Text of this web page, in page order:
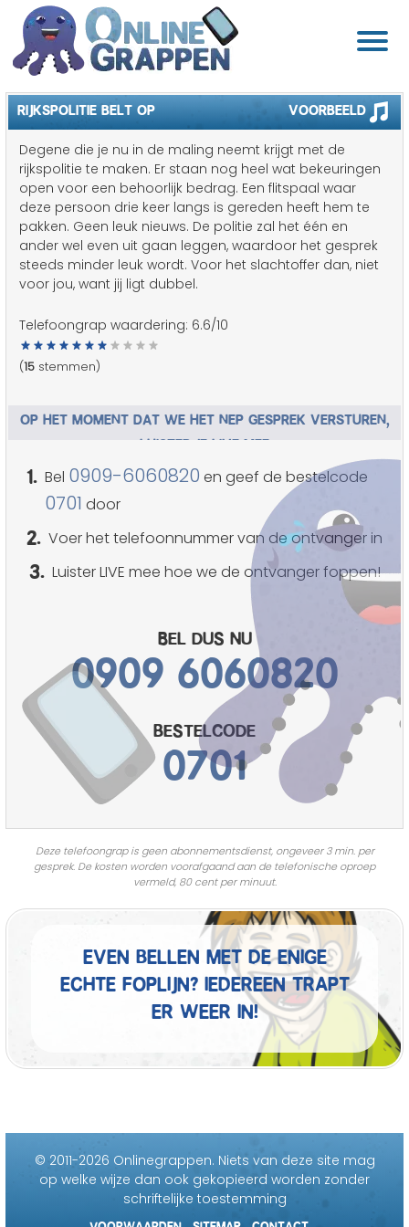
RIJKSPOLITIE BELT OP Voorbeeld
Degene die je nu in de maling neemt krijgt met de
rijkspolitie te maken. Er staan nog heel wat bekeuringen
open voor een behoorlijk bedrag. Een flitspaal waar
deze persoon drie keer langs is gereden heeft hem te
pakken. Geen leuk nieuws. De politie zal het één en
ander wel even uit gaan leggen, waardoor het gesprek
steeds minder leuk wordt. Voor het slachtoffer dan, niet
voor jou, want jij ligt dubbel.
Telefoongrap waardering: 6.6/10
(15 stemmen)
OP HET MOMENT DAT WE HET NEP GESPREK VERSTUREN,
LUISTER JE LIVE MEE
1. Bel 0909-6060820 en geef de bestelcode
0701 door
2. Voer het telefoonnummer van de ontvanger in
3. Luister LIVE mee hoe we de ontvanger foppen!
Bel dus nu
0909 6060820
bestelcode
0701
Deze telefoongrap is geen abonnementsdienst, ongeveer 3 min. per
gesprek. De kosten worden voorafgaand aan de telefonische oproep
vermeld, 80 cent per minuut.
Even bellen met de enige
echte foplijn? Iedereen trapt
er weer in!
© 2011-2026 Onlinegrappen. Niets van deze site mag
op welke wijze dan ook gekopieerd worden zonder
schriftelijke toestemming